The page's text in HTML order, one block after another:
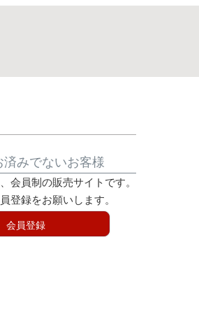
済みでないお客様
会員制の販売サイトです。
登録をお願いします。
会員登録